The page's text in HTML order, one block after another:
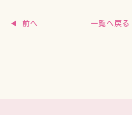
◀ 前へ 一覧へ戻る